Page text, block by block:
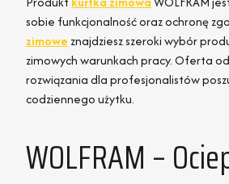
sobie funkcjonalność oraz ochronę
zimowe znajdziesz szeroki wybór
zimowych warunkach pracy. Oferta
rozwiązania dla profesjonalistów
codziennego użytku.
WOLFRAM –